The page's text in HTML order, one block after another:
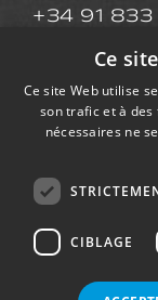
+34 91
Service
Ce
Ce site Web utilise
son trafic et à
nécessaires ne
CIBLAGE